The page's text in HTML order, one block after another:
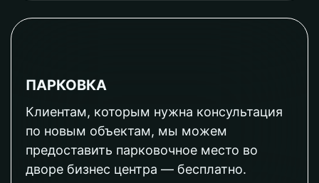
ПАРКОВКА
Клиентам, которым нужна консультация
по новым объектам, мы можем
предоставить парковочное место во
дворе бизнес центра — бесплатно.